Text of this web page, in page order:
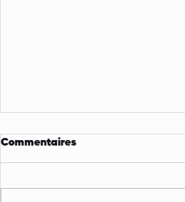
Primes énergie en Wallonie
Commentaires